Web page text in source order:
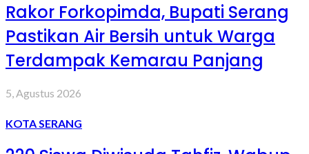
Rakor Forkopimda, Bupati Serang
Pastikan Air Bersih untuk Warga
Terdampak Kemarau Panjang
5, Agustus 2026
KOTA SERANG